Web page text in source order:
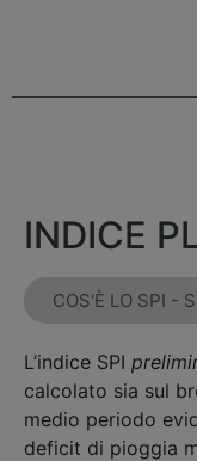
INDICE
COS'È LO SPI -
L’indice SPI
calcolato sia sul
medio periodo
deficit di pioggia